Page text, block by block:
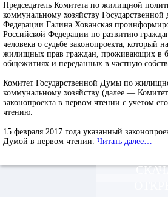
Председатель Комитета по жилищной
коммунальному хозяйству
Федерации Галина Хованская
Российской Федерации по развитию
человека о судьбе законопроекта, который
жилищных прав граждан, проживающих в
общежитиях и переданных в частную
Комитет Государственной Думы по
коммунальному хозяйству (далее —
законопроекта в первом чтении с учетом
чтению.
15 февраля 2017 года указанный
Думой в первом чтении. Читать далее…